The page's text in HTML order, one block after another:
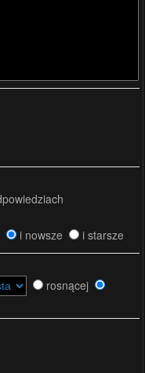
i nowsze i starsze
rosnącej